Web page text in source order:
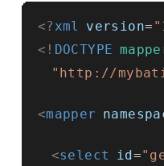
<? xml version=
<! DOCTYPE
"http://
<mapper
<select id =